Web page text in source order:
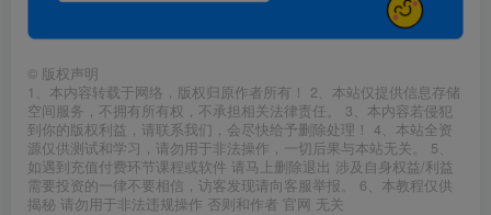
© 版权声明
1、本内容转载于网络，版权归原作者所有！ 2、本站仅提供信息存储
空间服务，不拥有所有权，不承担相关法律责任。 3、本内容若侵犯
到你的版权利益，请联系我们，会尽快给予删除处理！ 4、本站全资
源仅供测试和学习，请勿用于非法操作，一切后果与本站无关。 5、
如遇到充值付费环节课程或软件 请马上删除退出 涉及自身权益/利益
需要投资的一律不要相信，访客发现请向客服举报。 6、本教程仅供
揭秘 请勿用于非法违规操作 否则和作者 官网 无关